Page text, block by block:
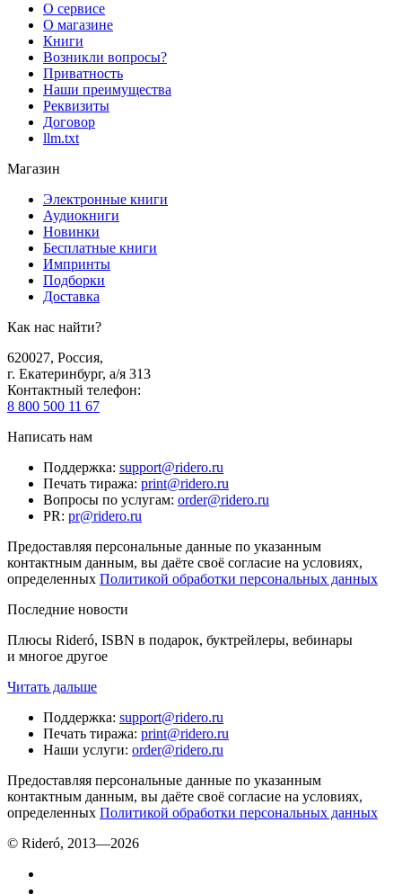
О сервисе
О магазине
Книги
Возникли вопросы?
Приватность
Наши преимущества
Реквизиты
Договор
llm.txt
Магазин
Электронные книги
Аудиокниги
Новинки
Бесплатные книги
Импринты
Подборки
Доставка
Как нас найти?
620027, Россия,
г. Екатеринбург, а/я 313
Контактный телефон:
8 800 500 11 67
Написать нам
Поддержка: support@ridero.ru
Печать тиража: print@ridero.ru
Вопросы по услугам: order@ridero.ru
PR: pr@ridero.ru
Предоставляя персональные данные по указанным
контактным данным, вы даёте своё согласие на условиях,
определенных Политикой обработки персональных данных
Последние новости
Плюсы Rideró, ISBN в подарок, буктрейлеры, вебинары
и многое другое
Читать дальше
Поддержка: support@ridero.ru
Печать тиража: print@ridero.ru
Наши услуги: order@ridero.ru
Предоставляя персональные данные по указанным
контактным данным, вы даёте своё согласие на условиях,
определенных Политикой обработки персональных данных
© Rideró, 2013—2026